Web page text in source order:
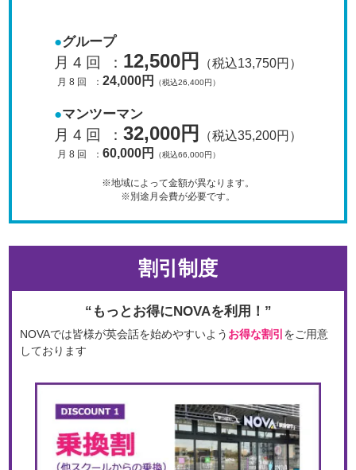
グループ
月 4 回 ： 12,500円 （税込13,750円）
月 8 回 ：24,000円 （税込26,400円）
マンツーマン
月 4 回 ： 32,000円 （税込35,200円）
月 8 回 ：60,000円 （税込66,000円）
※地域によって金額が異なります。
※別途月会費が必要です。
割引制度
“もっとお得にNOVAを利用！”
NOVAでは皆様が英会話を始めやすいよう お得な割引 をご用意
しております